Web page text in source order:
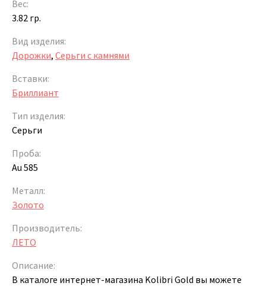
Вес:
3.82 гр.
Вид изделия:
Дорожки, Серьги с камнями
Вставки:
Бриллиант
Тип изделия:
Серьги
Проба:
Au 585
Металл:
Золото
Производитель:
ЛЕТО
Описание:
В каталоге интернет-магазина Kolibri Gold вы можете